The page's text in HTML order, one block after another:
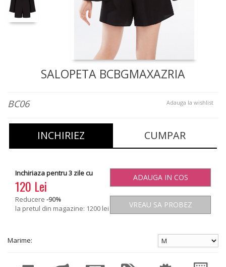
SALOPETA BCBGMAXAZRIA
Adauga la wishlist
BC06
INCHIRIEZ CUMPAR
Inchiriaza pentru 3 zile cu
120 Lei
Reducere -90%
la pretul din magazine: 1200 lei
ADAUGA IN COS
VREAU SA PROBEZ
Marime: